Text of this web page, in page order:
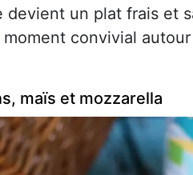
un plat frais et
convivial
maïs et mozzarella